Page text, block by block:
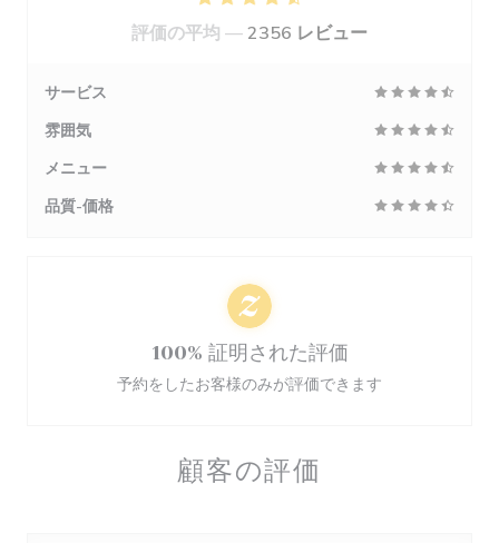
顧客の評価
評価の平均 —2356 レビュー
サービス
雰囲気
メニュー
品質-価格
100% 証明された評価
予約をしたお客様のみが評価できます